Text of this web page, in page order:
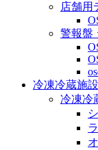
店舗用
警報盤
冷凍冷蔵施
冷凍冷